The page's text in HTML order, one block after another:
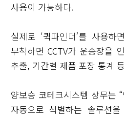
사용이 가능하다.
실제로 ‘퀵파인더’를 사용
부착하면 CCTV가 운송장을
추출, 기간별 제품 포장 통계
양보승 코테크시스템 상무는
자동으로 식별하는 솔루션